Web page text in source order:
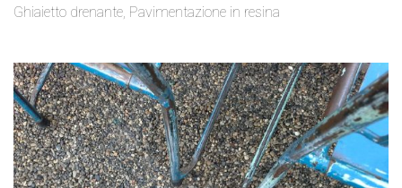
Ghiaietto drenante, Pavimentazione in resina